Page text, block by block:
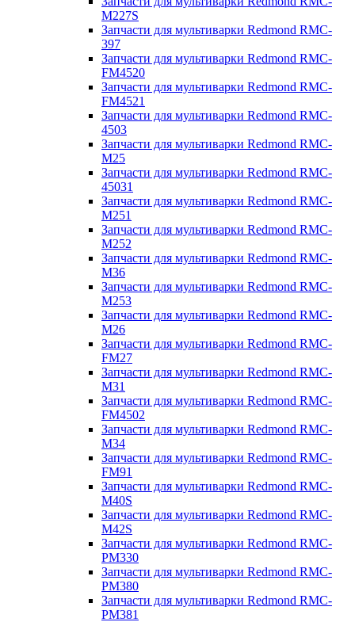
M227S
Запчасти для мультиварки Redmond RMC-
397
Запчасти для мультиварки Redmond RMC-
FM4520
Запчасти для мультиварки Redmond RMC-
FM4521
Запчасти для мультиварки Redmond RMC-
4503
Запчасти для мультиварки Redmond RMC-
M25
Запчасти для мультиварки Redmond RMC-
45031
Запчасти для мультиварки Redmond RMC-
M251
Запчасти для мультиварки Redmond RMC-
M252
Запчасти для мультиварки Redmond RMC-
M36
Запчасти для мультиварки Redmond RMC-
M253
Запчасти для мультиварки Redmond RMC-
M26
Запчасти для мультиварки Redmond RMC-
FM27
Запчасти для мультиварки Redmond RMC-
M31
Запчасти для мультиварки Redmond RMC-
FM4502
Запчасти для мультиварки Redmond RMC-
M34
Запчасти для мультиварки Redmond RMC-
FM91
Запчасти для мультиварки Redmond RMC-
M40S
Запчасти для мультиварки Redmond RMC-
M42S
Запчасти для мультиварки Redmond RMC-
PM330
Запчасти для мультиварки Redmond RMC-
PM380
Запчасти для мультиварки Redmond RMC-
PM381